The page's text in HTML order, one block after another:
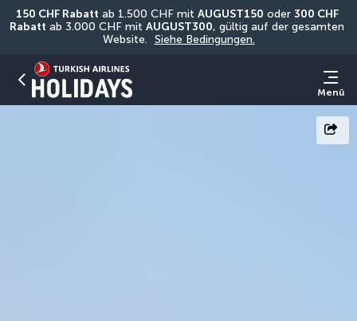
150 CHF Rabatt ab 1.500 CHF mit AUGUST150 oder 300 CHF
Rabatt ab 3.000 CHF mit AUGUST300, gültig auf der gesamten
Website. Siehe Bedingungen.
Menü